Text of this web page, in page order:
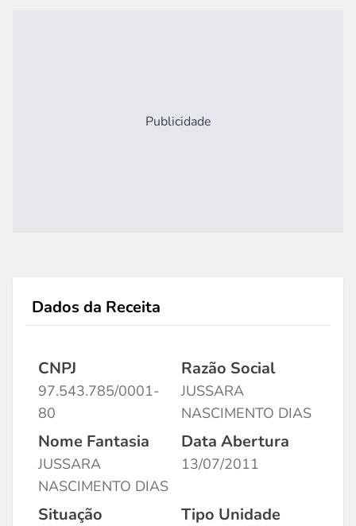
Publicidade
Dados da Receita
CNPJ
97.543.785/0001-
80
Razão Social
JUSSARA
NASCIMENTO DIAS
Nome Fantasia
JUSSARA
NASCIMENTO DIAS
Data Abertura
13/07/2011
Situação Tipo Unidade